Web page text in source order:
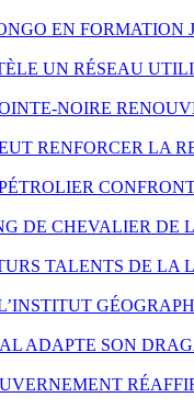
EN FORMATION
UN RÉSEAU
NOIRE
RENFORCER LA
DE CHEVALIER DE
TALENTS DE LA
ADAPTE SON